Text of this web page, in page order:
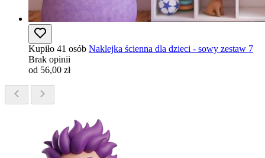
Kupiło 41 osób Naklejka ścienna dla dzieci - sowy zestaw 7
Brak opinii
od 56,00 zł